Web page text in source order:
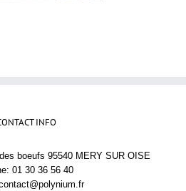
INFO
boeufs 95540 MERY SUR OISE
01 30 36 56 40